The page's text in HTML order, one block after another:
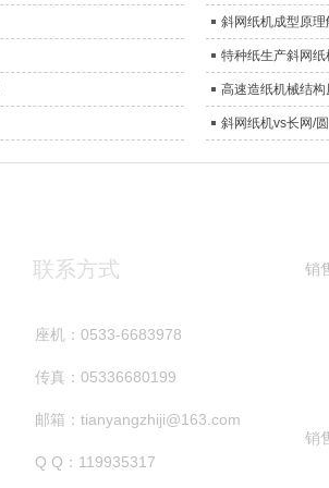
斜网纸机成型原
特种纸生产斜网
高速造纸机械结
斜网纸机vs长网/
联系方式
座机：0533-6683978
传真：05336680199
邮箱：tianyangzhiji@163.com
Q Q：119935317
销
销